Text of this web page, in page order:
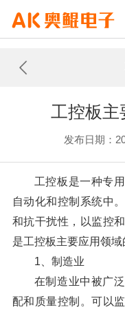
工控板主
发布日期：
工控板是一种专
自动化和控制系统中
和抗干扰性，以监控
是工控板主要应用领域
1、制造业
在制造业中被广
配和质量控制。可以